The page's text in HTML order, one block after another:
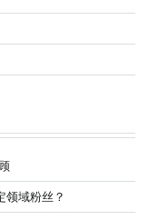
领域粉丝？